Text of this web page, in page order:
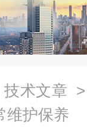
技术文章
维护保养